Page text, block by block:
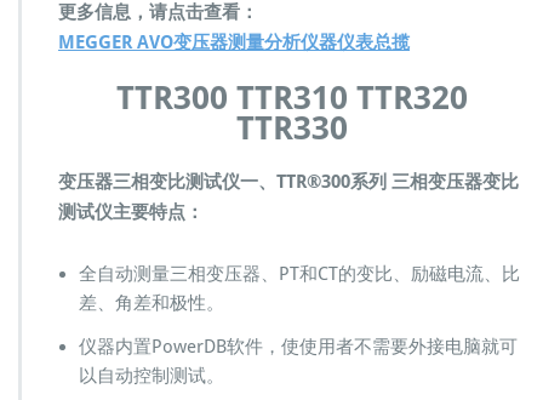
g
g
r
T
T
T
3
更多信息，请点击查看：
MEGGER AVO变压器测量分析仪器仪表总揽
TTR300 TTR310 TTR320
TTR330
变压器三相变比测试仪一、TTR®300系列 三相变压器变比
测试仪主要特点：
全自动测量三相变压器、PT和CT的变比、励磁电流、比
差、角差和极性。
仪器内置PowerDB软件，使使用者不需要外接电脑就可
以自动控制测试。